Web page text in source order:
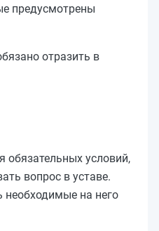
предусмотрены
отразить в
условий,
вопрос в уставе.
необходимые на него